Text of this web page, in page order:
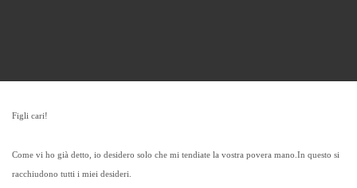
Figli cari!
Come vi ho già detto, io desidero solo che mi tendiate la vostra povera mano.In questo si
racchiudono tutti i miei desideri.